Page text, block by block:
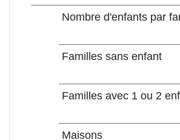
Nombre d'enfants par
Familles sans enfant
Familles avec 1 ou 2
Maisons